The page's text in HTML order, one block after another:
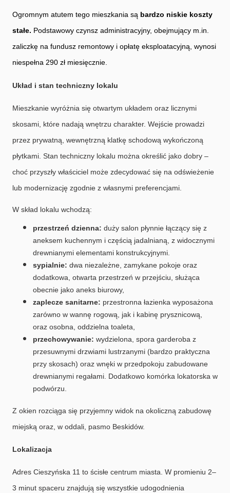
Ogromnym atutem tego mieszkania są bardzo niskie koszty
stałe. Podstawowy czynsz administracyjny, obejmujący m.in.
zaliczkę na fundusz remontowy i opłatę eksploatacyjną, wynosi
niespełna 290 zł miesięcznie.
Układ i stan techniczny lokalu
Mieszkanie wyróżnia się otwartym układem oraz licznymi
skosami, które nadają wnętrzu charakter. Wejście prowadzi
przez prywatną, wewnętrzną klatkę schodową wykończoną
płytkami. Stan techniczny lokalu można określić jako dobry –
choć przyszły właściciel może zdecydować się na odświeżenie
lub modernizację zgodnie z własnymi preferencjami.
W skład lokalu wchodzą:
przestrzeń dzienna: duży salon płynnie łączący się z
aneksem kuchennym i częścią jadalnianą, z widocznymi
drewnianymi elementami konstrukcyjnymi.
sypialnie: dwa niezależne, zamykane pokoje oraz
dodatkowa, otwarta przestrzeń w przejściu, służąca
obecnie jako aneks biurowy,
zaplecze sanitarne: przestronna łazienka wyposażona
zarówno w wannę rogową, jak i kabinę prysznicową,
oraz osobna, oddzielna toaleta,
przechowywanie: wydzielona, spora garderoba z
przesuwnymi drzwiami lustrzanymi (bardzo praktyczna
przy skosach) oraz wnęki w przedpokoju zabudowane
drewnianymi regałami. Dodatkowo komórka lokatorska w
podwórzu.
Z okien rozciąga się przyjemny widok na okoliczną zabudowę
miejską oraz, w oddali, pasmo Beskidów.
Lokalizacja
Adres Cieszyńska 11 to ścisłe centrum miasta. W promieniu 2–
3 minut spaceru znajdują się wszystkie udogodnienia